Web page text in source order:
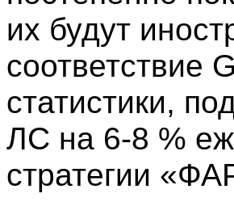
их будут
соответствие
статистики,
ЛС на 6-8 %
стратегии